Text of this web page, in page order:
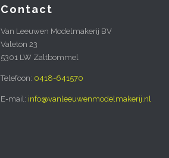
Contact
Van Leeuwen Modelmakerij BV
Valeton 23
5301 LW Zaltbommel
Telefoon: 0418-641570
E-mail: info@vanleeuwenmodelmakerij.nl